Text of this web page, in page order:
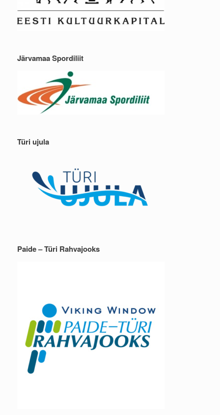
Järvamaa Spordiliit
Türi ujula
Paide – Türi Rahvajooks